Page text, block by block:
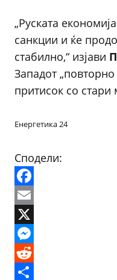
„Руската
санкции и ќе
стабилно,“ изјави
Западот
притисок со стари
Енергетика 24
Сподели:
Facebook
Email
X
Messenger
Reddit